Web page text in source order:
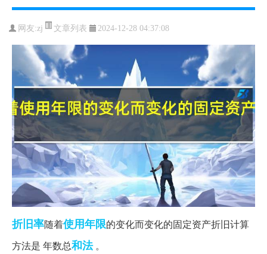
网友:zj 文章列表 2024-12-28 04:37:08
折旧率随着使用年限的变化而变化的固定资产折旧计算
方法是 年数总和法。